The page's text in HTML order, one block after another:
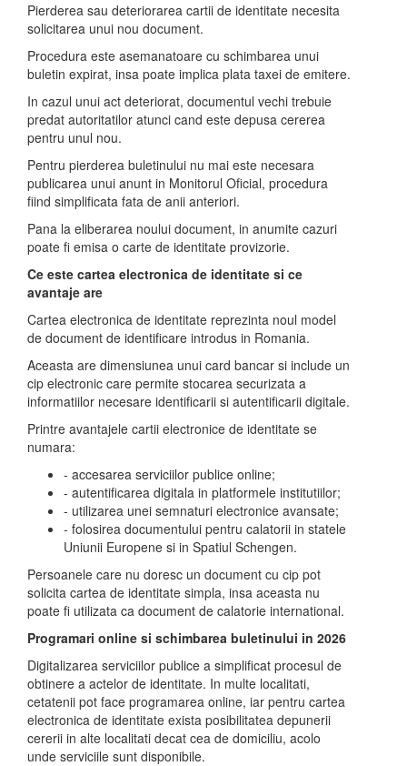
Pierderea sau deteriorarea cartii de identitate necesita
solicitarea unui nou document.
Procedura este asemanatoare cu schimbarea unui
buletin expirat, insa poate implica plata taxei de emitere.
In cazul unui act deteriorat, documentul vechi trebuie
predat autoritatilor atunci cand este depusa cererea
pentru unul nou.
Pentru pierderea buletinului nu mai este necesara
publicarea unui anunt in Monitorul Oficial, procedura
fiind simplificata fata de anii anteriori.
Pana la eliberarea noului document, in anumite cazuri
poate fi emisa o carte de identitate provizorie.
Ce este cartea electronica de identitate si ce
avantaje are
Cartea electronica de identitate reprezinta noul model
de document de identificare introdus in Romania.
Aceasta are dimensiunea unui card bancar si include un
cip electronic care permite stocarea securizata a
informatiilor necesare identificarii si autentificarii digitale.
Printre avantajele cartii electronice de identitate se
numara:
- accesarea serviciilor publice online;
- autentificarea digitala in platformele institutiilor;
- utilizarea unei semnaturi electronice avansate;
- folosirea documentului pentru calatorii in statele
Uniunii Europene si in Spatiul Schengen.
Persoanele care nu doresc un document cu cip pot
solicita cartea de identitate simpla, insa aceasta nu
poate fi utilizata ca document de calatorie international.
Programari online si schimbarea buletinului in 2026
Digitalizarea serviciilor publice a simplificat procesul de
obtinere a actelor de identitate. In multe localitati,
cetatenii pot face programarea online, iar pentru cartea
electronica de identitate exista posibilitatea depunerii
cererii in alte localitati decat cea de domiciliu, acolo
unde serviciile sunt disponibile.